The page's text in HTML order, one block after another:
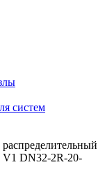
систем
V1 DN32-2R-20-